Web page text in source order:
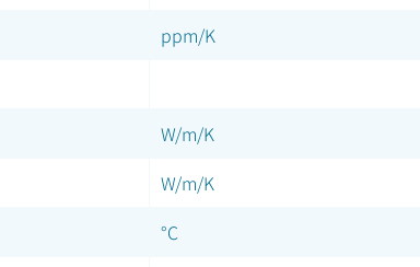
ppm/K
W/m/K
W/m/K
°C